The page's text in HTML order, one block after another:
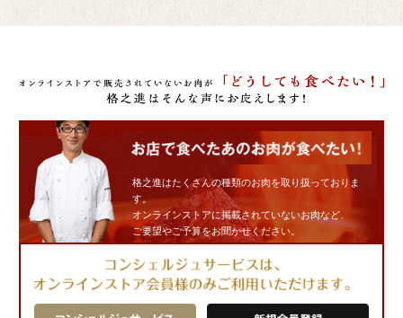
格之進はたくさんの種類のお肉を取り扱っておりま
す。
オンラインストアに掲載されていないお肉など、
ご要望やご予算をお聞かせください。